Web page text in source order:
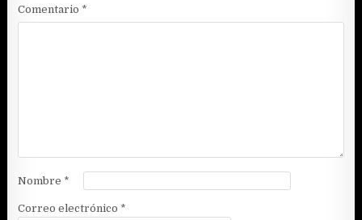
Comentario *
Nombre *
Correo electrónico *